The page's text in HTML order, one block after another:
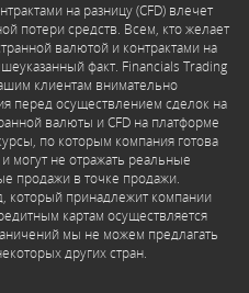
на разницу (CFD) влечет
потери средств. Всем, кто желает
валютой и контрактами на
факт. Financials Trading
клиентам внимательно
перед осуществлением сделок на
валюты и CFD на платформе
по которым компания готова
могут не отражать реальные
продажи в точке продажи.
который принадлежит компании
картам осуществляется
мы не можем предлагать
других стран.